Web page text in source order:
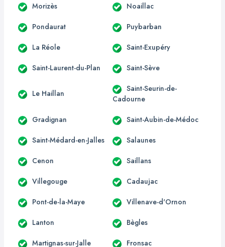
Morizès Noaillac
Pondaurat Puybarban
La Réole Saint-Exupéry
Saint-Laurent-du-Plan Saint-Sève
Le Haillan
Saint-Seurin-de-
Cadourne
Gradignan Saint-Aubin-de-Médoc
Saint-Médard-en-Jalles Salaunes
Cenon Saillans
Villegouge Cadaujac
Pont-de-la-Maye Villenave-d'Ornon
Lanton Bègles
Martignas-sur-Jalle Fronsac